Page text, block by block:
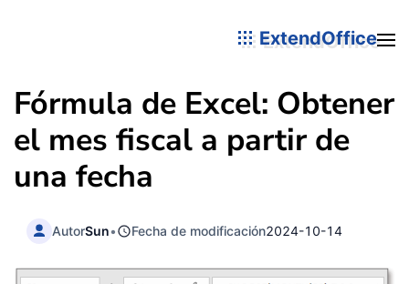
ExtendOffice
Fórmula de Excel: Obtener
el mes fiscal a partir de
una fecha
AutorSun• Fecha de modificación2024-10-14